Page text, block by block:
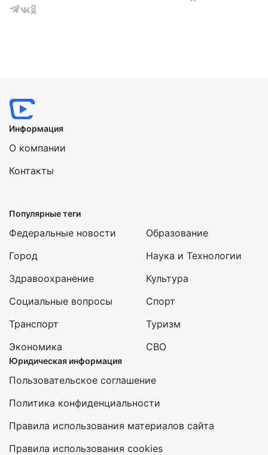
Информация
О компании
Контакты
Популярные теги
Федеральные новости
Город
Здравоохранение
Социальные вопросы
Транспорт
Экономика
Образование
Наука и Технологии
Культура
Спорт
Туризм
СВО
Юридическая информация
Пользовательское соглашение
Политика конфиденциальности
Правила использования материалов сайта
Правила использования cookies